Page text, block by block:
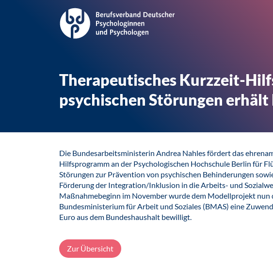
Therapeutisches Kurzzeit-
psychischen Störungen
Die Bundesarbeitsministerin Andrea Nahles fördert das
Hilfsprogramm an der Psychologischen Hochschule Berlin für
Störungen zur Prävention von psychischen Behinderungen
Förderung der Integration/Inklusion in die Arbeits- und
Maßnahmebeginn im November wurde dem Modellprojekt nun
Bundesministerium für Arbeit und Soziales (BMAS) eine
Euro aus dem Bundeshaushalt bewilligt.
Zur Übersicht